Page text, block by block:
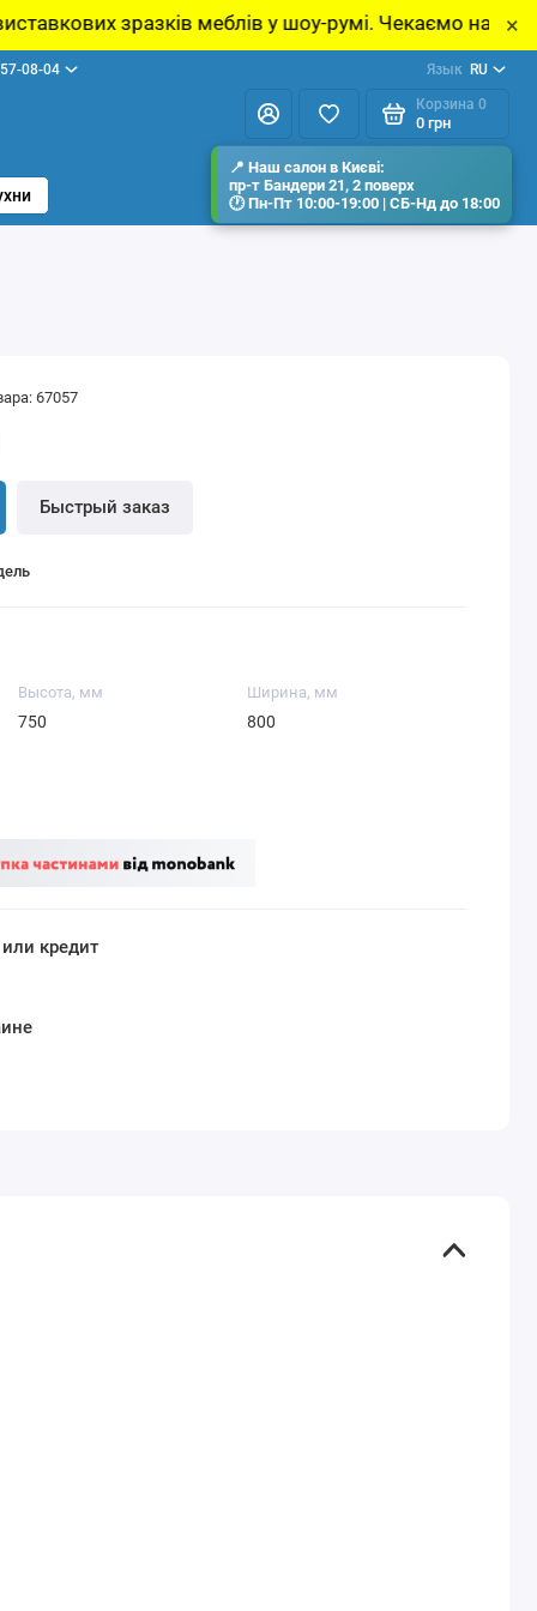
меблів у шоу-румі. Чекаємо на Вас за адресою: ×
08-04 Язык RU
Корзина 0
0 грн
67057
Быстрый заказ
Высота, мм
750
Ширина, мм
800
кредит